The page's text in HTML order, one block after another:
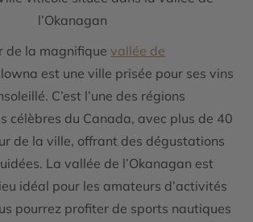
l’Okanagan
de la magnifiquevallée de
est une ville prisée pour sesvins
C’est l’une des régions
célèbres du Canada, avec plus de 40
de la ville, offrant des dégustations
La vallée de l’Okanagan est
idéal pour les amateurs d’activités
pourrez profiter de sports nautiques